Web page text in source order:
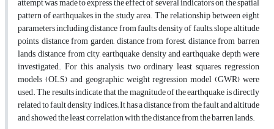
pattern of earthquakes in the study area. The relationship between eight
parameters including distance from faults, density of faults, slope, altitude
points, distance from garden, distance from forest, distance from barren
lands, distance from city, earthquake density and earthquake depth were
investigated. For this analysis, two ordinary least squares regression
models (OLS) and geographic weight regression model (GWR) were
used. The results indicate that the magnitude of the earthquake is directly
related to fault density indices; It has a distance from the fault and altitude
and showed the least correlation with the distance from the barren lands.